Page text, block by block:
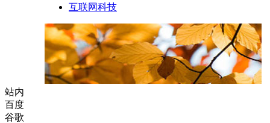
互联网科技
站内
百度
谷歌